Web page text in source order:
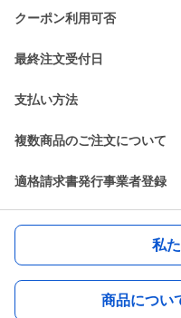
クーポン利用可否
最終注文受付日
支払い方法
複数商品のご注文について
適格請求書発行事業者登録
私
商品につい